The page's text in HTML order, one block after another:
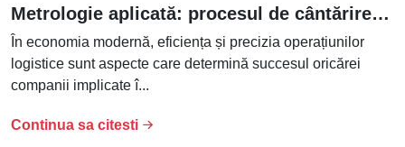
Metrologie aplicată: procesul de cântărire în lanțul de aprovizionare
În economia modernă, eficiența și precizia operațiunilor
logistice sunt aspecte care determină succesul oricărei
companii implicate î...
Continua sa citesti